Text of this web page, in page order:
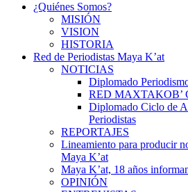
¿Quiénes Somos?
MISIÓN
VISION
HISTORIA
Red de Periodistas Maya K’at
NOTICIAS
Diplomado
RED MAXTAKOB’
Diplomado Ciclo de
Periodistas
REPORTAJES
Lineamiento para producir
Maya K’at
Maya K’at, 18 años
OPINIÓN